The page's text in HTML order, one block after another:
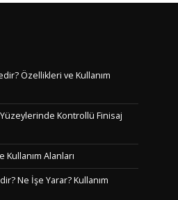
Özellikleri ve Kullanım
Yüzeylerinde Kontrollü Finisaj
Alanları
Ne İşe Yarar? Kullanım